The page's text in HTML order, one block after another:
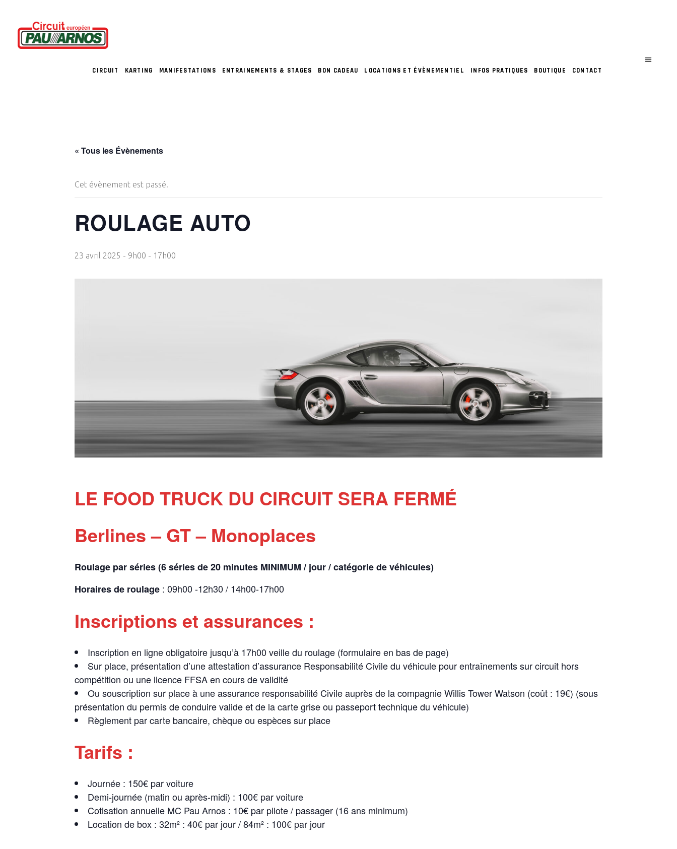
CIRCUIT KARTING MANIFESTATIONS ENTRAINEMENTS & STAGES BON CADEAU LOCATIONS ET ÉVÈNEMENTIEL INFOS PRATIQUES BOUTIQUE CONTACT
« Tous les Évènements
Cet évènement est passé.
ROULAGE AUTO
23 avril 2025 - 9h00 - 17h00
LE FOOD TRUCK DU CIRCUIT SERA FERMÉ
Berlines – GT – Monoplaces
Roulage par séries (6 séries de 20 minutes MINIMUM / jour / catégorie de véhicules)
Horaires de roulage : 09h00 -12h30 / 14h00-17h00
Inscriptions et assurances :
Inscription en ligne obligatoire jusqu’à 17h00 veille du roulage (formulaire en bas de page)
Sur place, présentation d’une attestation d’assurance Responsabilité Civile du véhicule pour entraînements sur circuit hors
compétition ou une licence FFSA en cours de validité
Ou souscription sur place à une assurance responsabilité Civile auprès de la compagnie Willis Tower Watson (coût : 19€) (sous
présentation du permis de conduire valide et de la carte grise ou passeport technique du véhicule)
Règlement par carte bancaire, chèque ou espèces sur place
Tarifs :
Journée : 150€ par voiture
Demi-journée (matin ou après-midi) : 100€ par voiture
Cotisation annuelle MC Pau Arnos : 10€ par pilote / passager (16 ans minimum)
Location de box : 32m² : 40€ par jour / 84m² : 100€ par jour